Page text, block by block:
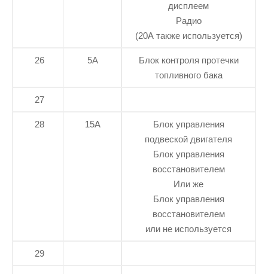
дисплеем
Радио
(20А также используется)
26 5А
Блок контроля протечки
топливного бака
27
28 15А
Блок управления
подвеской двигателя
Блок управления
восстановителем
Или же
Блок управления
восстановителем
или не используется
29